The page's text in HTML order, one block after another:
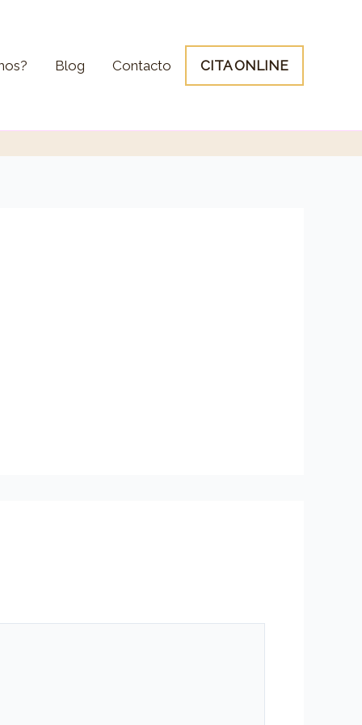
Blog Contacto CITA ONLINE